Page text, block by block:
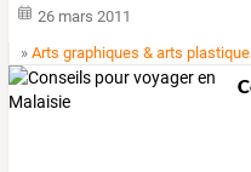
26 mars 2011
»Arts graphiques & arts